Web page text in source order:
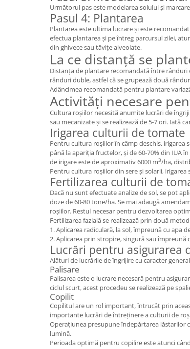
Următorul pas este modelarea solului și
Pasul 4: Plantarea
Plantarea este ultima lucrare și este
efectua plantarea și pe întreg parcursul zilei,
din ghivece sau tăvițe alveolate.
La ce distanță se
Distanța de plantare recomandată între rânduri
rânduri duble, astfel că se grupează două
Adâncimea recomandată pentru plantare
Activități necesare
Cultura roșiilor necesită anumite lucrări de
sau mecanizate și se realizează de 5-7 ori. Iată
Irigarea culturii de tomate
Pentru cultura roșiilor în câmp deschis, irigarea
până la apariția fructelor, și de 60-70% din IUA
de irigare este de aproximativ 6000 m3/ha,
Pentru cultura roșiilor din sere și solarii, irigarea
Fertilizarea culturii de
Dacă nu sunt efectuate analize de sol, se pot
doze de 60-80 tone/ha. Se mai adaugă
roșiilor. Restul necesar pentru dezvoltarea
Fertilizarea fazială se realizează prin două
1. Aplicarea radiculară, la sol, împreună cu apa
2. Aplicarea prin stropire, singură sau
Lucrări pentru asigurarea
Alături de lucrările de îngrijire cu caracter
Palisare
Palisarea este o lucrare necesară pentru
ciclul scurt, acest procedeu se realizează pe
Copilit
Copilitul are un rol important, întrucât prin
importante lucrări de întreținere a culturii de
Operațiunea presupune îndepărtarea lăstarilor
lumină.
Perioada optimă pentru copilire este atunci